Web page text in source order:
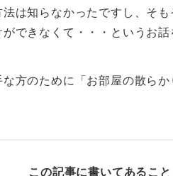
は知らなかったですし、そ
できなくて・・・というお
方のために「お部屋の散ら
この記事に書いてあること